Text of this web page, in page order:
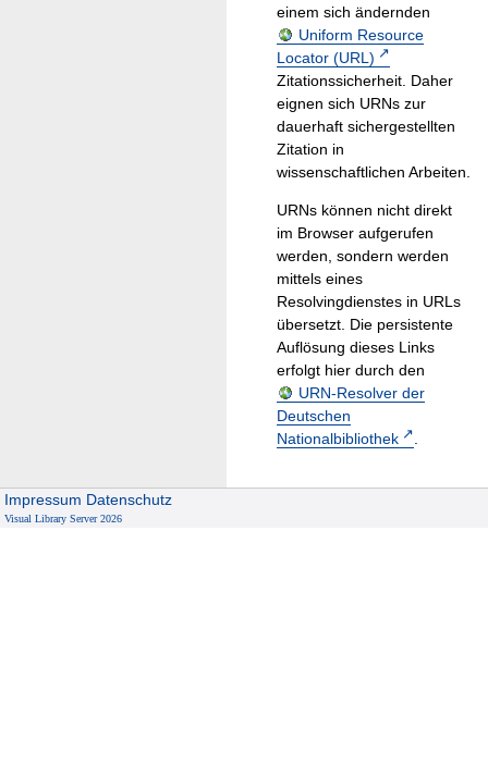
einem sich ändernden
Uniform Resource
Locator (URL)
Zitationssicherheit. Daher
eignen sich URNs zur
dauerhaft sichergestellten
Zitation in
wissenschaftlichen Arbeiten.
URNs können nicht direkt
im Browser aufgerufen
werden, sondern werden
mittels eines
Resolvingdienstes in URLs
übersetzt. Die persistente
Auflösung dieses Links
erfolgt hier durch den
URN-Resolver der
Deutschen
Nationalbibliothek
.
Impressum Datenschutz
Visual Library Server 2026